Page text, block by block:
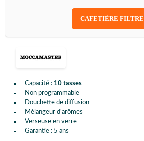
Capacité : 10 tasses
Non programmable
Douchette de diffusion
Mélangeur d'arômes
Verseuse en verre
Garantie : 5 ans
CAFETIÈRE FILTRE